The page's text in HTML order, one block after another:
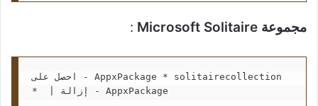
مجموعة Microsoft Solitaire :
احصل على - AppxPackage * solitairecollection
*  | إزالة - AppxPackage